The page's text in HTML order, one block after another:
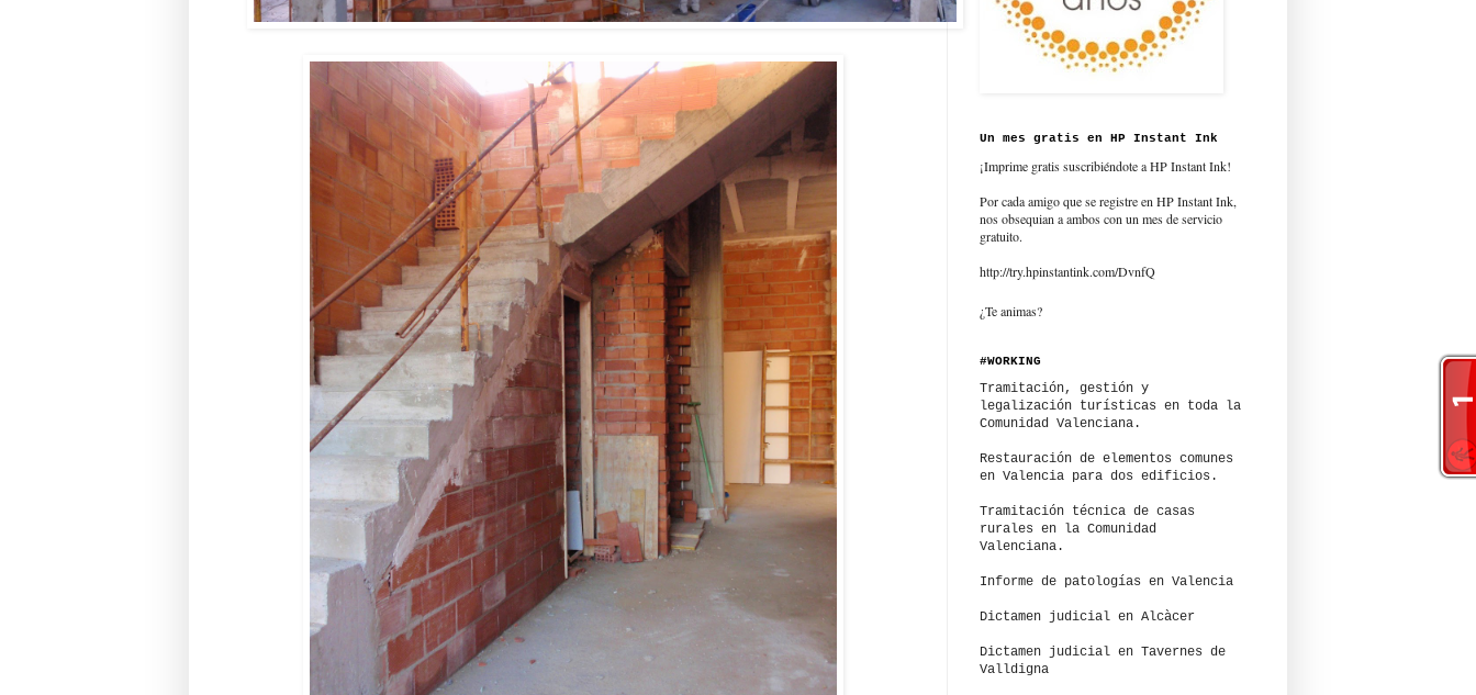
Un mes gratis en HP Instant Ink
¡Imprime gratis suscribiéndote a HP Instant Ink!
Por cada amigo que se registre en HP Instant Ink,
nos obsequian a ambos con un mes de servicio
gratuito.
http://try.hpinstantink.com/DvnfQ
¿Te animas?
#WORKING
Tramitación, gestión y
legalización turísticas en toda la
Comunidad Valenciana.
Restauración de elementos comunes
en Valencia para dos edificios.
Tramitación técnica de casas
rurales en la Comunidad
Valenciana.
Informe de patologías en Valencia
Dictamen judicial en Alcàcer
Dictamen judicial en Tavernes de
Valldigna